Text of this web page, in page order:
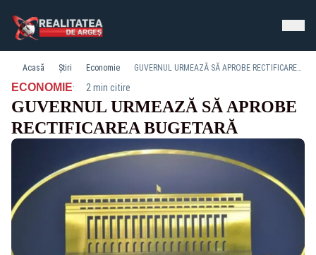
Acasă Știri Economie GUVERNUL URMEAZĂ SĂ APROBE RECTIFICAREA BUGETARĂ
ECONOMIE· 2 min citire
GUVERNUL URMEAZĂ SĂ APROBE
RECTIFICAREA BUGETARĂ